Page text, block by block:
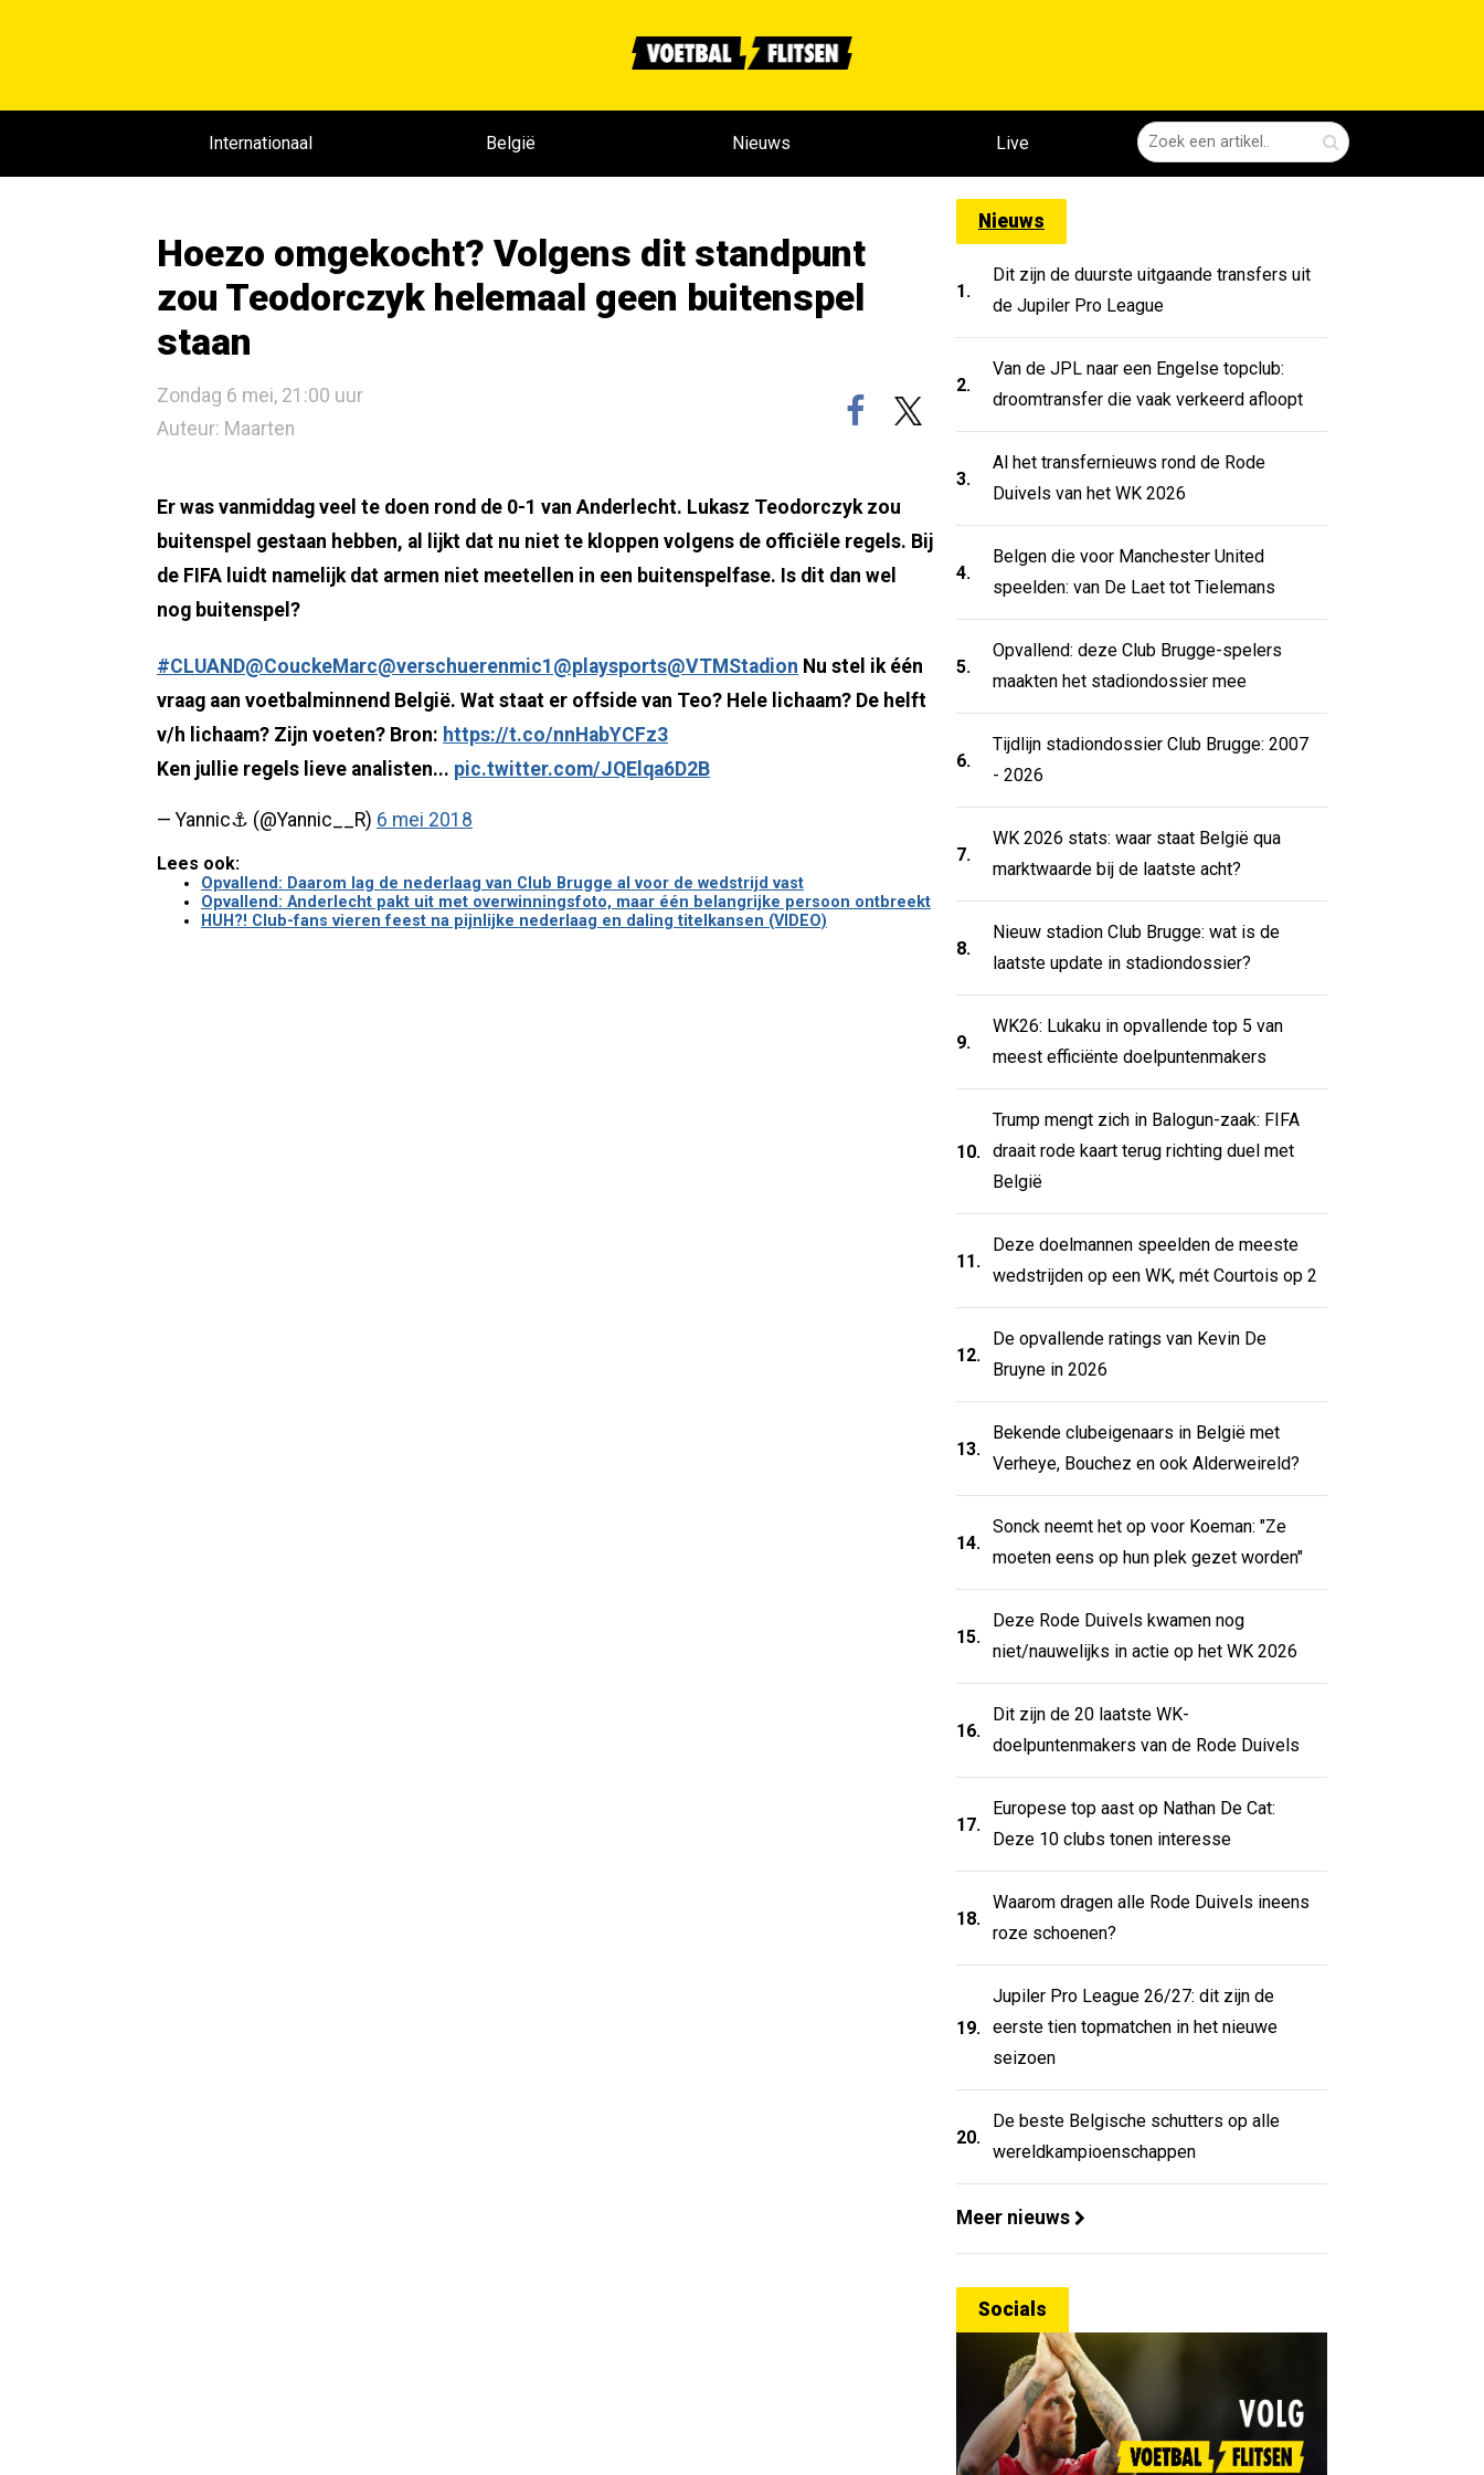
Internationaal België Nieuws Live
Hoezo omgekocht? Volgens dit standpunt
zou Teodorczyk helemaal geen buitenspel
staan
Zondag 6 mei, 21:00 uur
Auteur: Maarten
Er was vanmiddag veel te doen rond de 0-1 van Anderlecht. Lukasz Teodorczyk zou
buitenspel gestaan hebben, al lijkt dat nu niet te kloppen volgens de officiële regels. Bij
de FIFA luidt namelijk dat armen niet meetellen in een buitenspelfase. Is dit dan wel
nog buitenspel?
#CLUAND@CouckeMarc@verschuerenmic1 @playsports@VTMStadion Nu stel ik één
vraag aan voetbalminnend België. Wat staat er offside van Teo? Hele lichaam? De helft
v/h lichaam? Zijn voeten? Bron: https://t.co/nnHabYCFz3
Ken jullie regels lieve analisten... pic.twitter.com/JQElqa6D2B
— Yannic⚓️ (@Yannic__R) 6 mei 2018
Lees ook:
Opvallend: Daarom lag de nederlaag van Club Brugge al voor de wedstrijd vast
Opvallend: Anderlecht pakt uit met overwinningsfoto, maar één belangrijke persoon ontbreekt
HUH?! Club-fans vieren feest na pijnlijke nederlaag en daling titelkansen (VIDEO)
Nieuws
1.
Dit zijn de duurste uitgaande transfers uit
de Jupiler Pro League
2.
Van de JPL naar een Engelse topclub:
droomtransfer die vaak verkeerd afloopt
3.
Al het transfernieuws rond de Rode
Duivels van het WK 2026
4.
Belgen die voor Manchester United
speelden: van De Laet tot Tielemans
5.
Opvallend: deze Club Brugge-spelers
maakten het stadiondossier mee
6.
Tijdlijn stadiondossier Club Brugge: 2007
- 2026
7.
WK 2026 stats: waar staat België qua
marktwaarde bij de laatste acht?
8.
Nieuw stadion Club Brugge: wat is de
laatste update in stadiondossier?
9.
WK26: Lukaku in opvallende top 5 van
meest efficiënte doelpuntenmakers
10.
Trump mengt zich in Balogun-zaak: FIFA
draait rode kaart terug richting duel met
België
11.
Deze doelmannen speelden de meeste
wedstrijden op een WK, mét Courtois op 2
12.
De opvallende ratings van Kevin De
Bruyne in 2026
13.
Bekende clubeigenaars in België met
Verheye, Bouchez en ook Alderweireld?
14.
Sonck neemt het op voor Koeman: "Ze
moeten eens op hun plek gezet worden"
15.
Deze Rode Duivels kwamen nog
niet/nauwelijks in actie op het WK 2026
16.
Dit zijn de 20 laatste WK-
doelpuntenmakers van de Rode Duivels
17.
Europese top aast op Nathan De Cat:
Deze 10 clubs tonen interesse
18.
Waarom dragen alle Rode Duivels ineens
roze schoenen?
19.
Jupiler Pro League 26/27: dit zijn de
eerste tien topmatchen in het nieuwe
seizoen
20.
De beste Belgische schutters op alle
wereldkampioenschappen
Meer nieuws
Socials